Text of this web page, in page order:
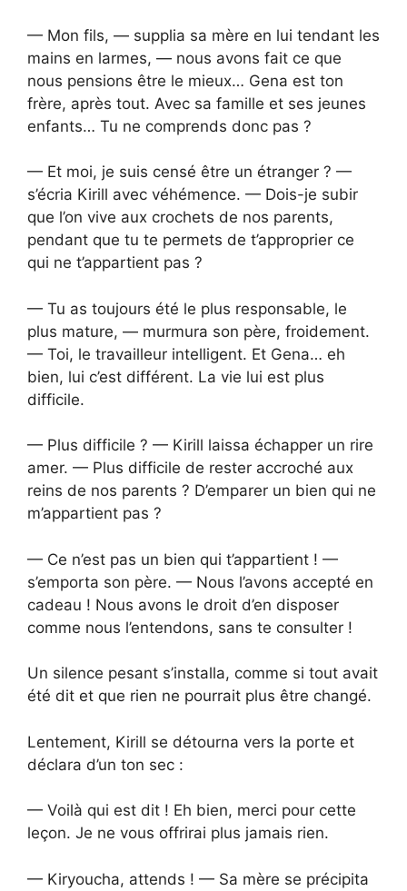
— Mon fils, — supplia sa mère en lui tendant les
mains en larmes, — nous avons fait ce que
nous pensions être le mieux… Gena est ton
frère, après tout. Avec sa famille et ses jeunes
enfants… Tu ne comprends donc pas ?
— Et moi, je suis censé être un étranger ? —
s’écria Kirill avec véhémence. — Dois-je subir
que l’on vive aux crochets de nos parents,
pendant que tu te permets de t’approprier ce
qui ne t’appartient pas ?
— Tu as toujours été le plus responsable, le
plus mature, — murmura son père, froidement.
— Toi, le travailleur intelligent. Et Gena… eh
bien, lui c’est différent. La vie lui est plus
difficile.
— Plus difficile ? — Kirill laissa échapper un rire
amer. — Plus difficile de rester accroché aux
reins de nos parents ? D’emparer un bien qui ne
m’appartient pas ?
— Ce n’est pas un bien qui t’appartient ! —
s’emporta son père. — Nous l’avons accepté en
cadeau ! Nous avons le droit d’en disposer
comme nous l’entendons, sans te consulter !
Un silence pesant s’installa, comme si tout avait
été dit et que rien ne pourrait plus être changé.
Lentement, Kirill se détourna vers la porte et
déclara d’un ton sec :
— Voilà qui est dit ! Eh bien, merci pour cette
leçon. Je ne vous offrirai plus jamais rien.
— Kiryoucha, attends ! — Sa mère se précipita